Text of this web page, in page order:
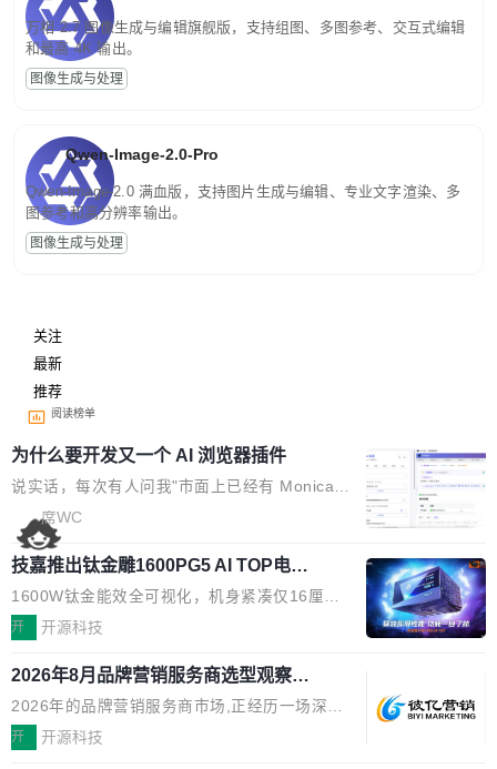
万相 2.7 图像生成与编辑旗舰版，支持组图、多图参考、交互式编辑
和最高 4K 输出。
图像生成与处理
Qwen-Image-2.0-Pro
Qwen-Image-2.0 满血版，支持图片生成与编辑、专业文字渲染、多
图参考和高分辨率输出。
图像生成与处理
关注
最新
推荐
阅读榜单
为什么要开发又一个 AI 浏览器插件
说实话，每次有人问我"市面上已经有 Monica、
Sider、Copilot for Chrome 这些 AI 浏览器插件
了，你为什么还要再做一个"，我都觉得这个问题
问得好。 因为我自己也是从用户变成开发者的。
现有产品的天花板 我用过不少 AI 浏览器插件。
刚开始觉得都挺好——选中一段文字，弹出解
要。但用久了你会发现，它们本质上都是同一类
东西：一个带网页上下文的聊天框。 它们能读取
页面的文本，然后把文本丢给大模型，再返回一
段回答。仅此而已。 这当然有用，但总觉得差点
席WC
技嘉推出钛金雕1600PG5 AI TOP电
源：为发烧级主机与本地AI算力打造旗
舰供电方案
1600W钛金能效全可视化，机身紧凑仅16厘米
继2026台北电脑展首度亮相后，技嘉科技近日正
电源专为发烧级DIY主机与本地AI算力平台打
造，整机长度仅16厘米，提供1600W额定功率
与80PLUS钛金能效；支持ATX 3.1与PCIe 5.1
规范，结合服务器级元件、完善供电线材与内置
开 开源科技
2026年8月品牌营销服务商选型观察：
从流量思维到品牌资产思维的范式转移
2026年的品牌营销服务商市场,正经历一场深刻
的价值重构。全球全案品牌代理机构市场从2025
开 开源科技